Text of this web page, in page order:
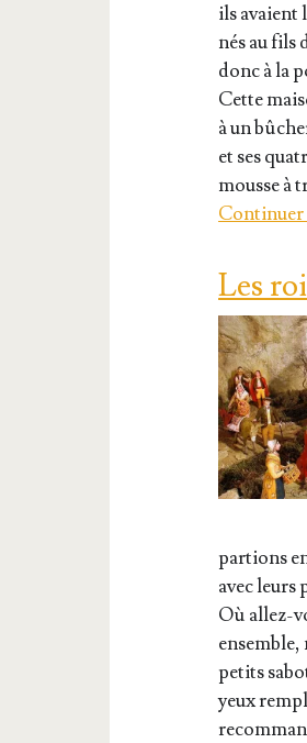
ils avaient
nés au fils
donc à la
Cette
à un
et ses
mousse à
Conti­nuer
Les
par­tions
avec leurs
Où allez-
petits
yeux